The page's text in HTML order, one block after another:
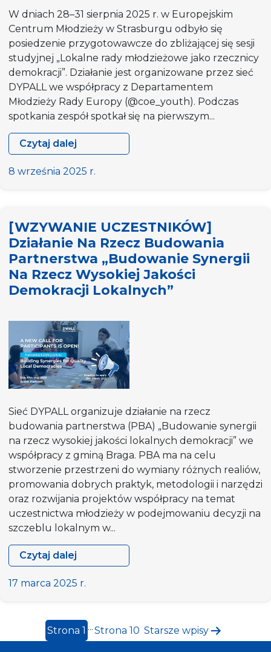
demokracji
W dniach 28–31 sierpnia 2025 r. w Europejskim
Centrum Młodzieży w Strasburgu odbyło się
posiedzenie przygotowawcze do zbliżającej się sesji
studyjnej „Lokalne rady młodzieżowe jako rzecznicy
demokracji”. Działanie jest organizowane przez sieć
DYPALL we współpracy z Departamentem
Młodzieży Rady Europy (@coe_youth). Podczas
spotkania zespół spotkał się na pierwszym...
Czytaj dalej
Posiedzenie
przygotowawcze
„Local
Youth
Councils
as
Advocades
Strasburgu
8 września 2025 r.
[WZYWANIE UCZESTNIKÓW]
Działanie Na Rzecz Budowania
Partnerstwa „Budowanie Synergii
Na Rzecz Wysokiej Jakości
Demokracji Lokalnych”
Sieć DYPALL organizuje działanie na rzecz
budowania partnerstwa (PBA) „Budowanie synergii
na rzecz wysokiej jakości lokalnych demokracji” we
współpracy z gminą Braga. PBA ma na celu
stworzenie przestrzeni do wymiany różnych realiów,
promowania dobrych praktyk, metodologii i narzędzi
oraz rozwijania projektów współpracy na temat
uczestnictwa młodzieży w podejmowaniu decyzji na
szczeblu lokalnym w...
Czytaj dalej
[WZYWANIE
rzecz
budowania
17 marca 2025 r.
Stronicowanie
wpisów
Strona 1 ...Strona 10 Starsze wpisy